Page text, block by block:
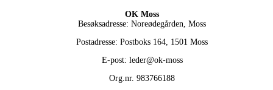
OK Moss
Besøksadresse: Noreødegården, Moss
Postadresse: Postboks 164, 1501 Moss
E-post: leder@ok-moss
Org.nr. 983766188